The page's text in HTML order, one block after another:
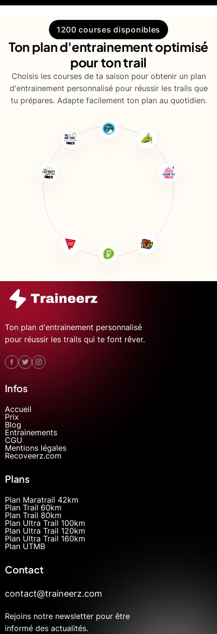
1200 courses disponibles
Ton plan d'entrainement optimisé
pour ton trail
Choisis les courses de ta saison pour obtenir un plan
d'entrainement personnalisé pour réussir les trails que
tu prépares. Adapte facilement ton plan au quotidien.
Ton plan d'entrainement personnalisé
pour réussir les trails qui te font rêver.
Infos
Accueil
Prix
Blog
Entrainements
CGU
Mentions légales
Recoveerz.com
Plans
Plan Maratrail 42km
Plan Trail 60km
Plan Trail 80km
Plan Ultra Trail 100km
Plan Ultra Trail 120km
Plan Ultra Trail 160km
Plan UTMB
Contact
contact@traineerz.com
Rejoins notre newsletter pour être
informé des actualités.